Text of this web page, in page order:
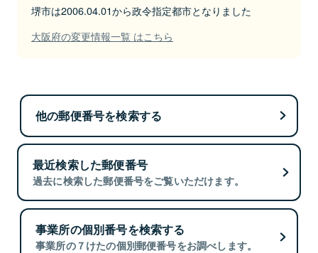
堺市は2006.04.01から政令指定都市となりました
大阪府の変更情報一覧 はこちら
他の郵便番号を検索する
最近検索した郵便番号
過去に検索した郵便番号をご覧いただけます。
事業所の個別番号を検索する
事業所の７けたの個別郵便番号をお調べします。